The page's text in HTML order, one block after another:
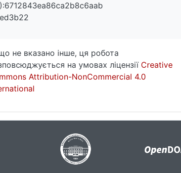
не вказано інше, ця робота
на умовах ліцензії Creative
Attribution-NonCommercial 4.0